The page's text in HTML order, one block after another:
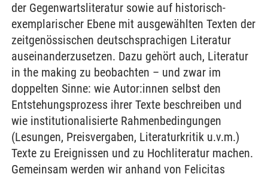
der Gegenwartsliteratur sowie auf historisch-
exemplarischer Ebene mit ausgewählten Texten der
zeitgenössischen deutschsprachigen Literatur
auseinanderzusetzen. Dazu gehört auch, Literatur
in the making zu beobachten – und zwar im
doppelten Sinne: wie Autor:innen selbst den
Entstehungsprozess ihrer Texte beschreiben und
wie institutionalisierte Rahmenbedingungen
(Lesungen, Preisvergaben, Literaturkritik u.v.m.)
Texte zu Ereignissen und zu Hochliteratur machen.
Gemeinsam werden wir anhand von Felicitas